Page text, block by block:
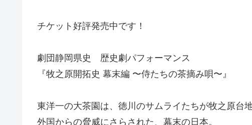
チケット好評発売中です！
劇団静岡県史 歴史劇パフォーマンス
『牧之原開拓史 幕末編 〜侍たちの茶摘み唄〜』
東洋一の大茶園は、徳川のサムライたちが牧之原台
外国からの脅威にさらされた、幕末の日本。